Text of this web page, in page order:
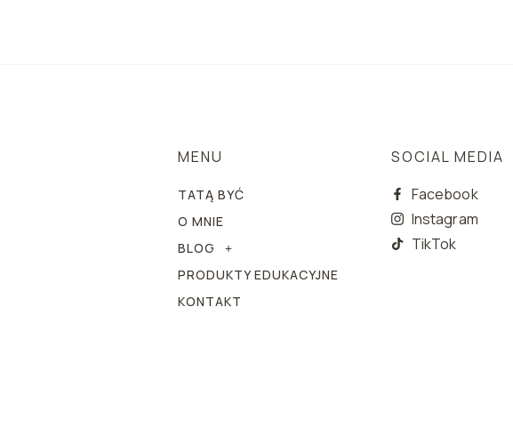
MENU
TATĄ BYĆ
O MNIE
BLOG
PRODUKTY EDUKACYJNE
KONTAKT
SOCIAL MEDIA
Facebook
Instagram
TikTok